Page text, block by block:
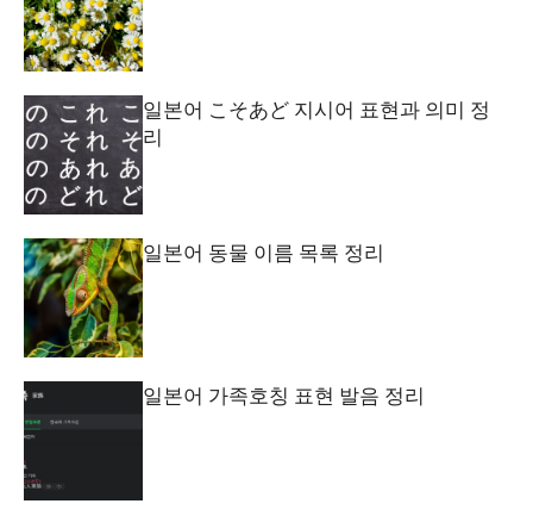
일본어 こそあど 지시어 표현과 의미 정
리
일본어 동물 이름 목록 정리
일본어 가족호칭 표현 발음 정리